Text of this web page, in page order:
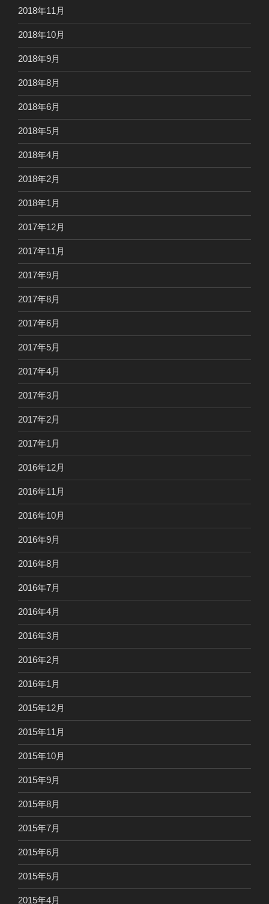
2018年11月
2018年10月
2018年9月
2018年8月
2018年6月
2018年5月
2018年4月
2018年2月
2018年1月
2017年12月
2017年11月
2017年9月
2017年8月
2017年6月
2017年5月
2017年4月
2017年3月
2017年2月
2017年1月
2016年12月
2016年11月
2016年10月
2016年9月
2016年8月
2016年7月
2016年4月
2016年3月
2016年2月
2016年1月
2015年12月
2015年11月
2015年10月
2015年9月
2015年8月
2015年7月
2015年6月
2015年5月
2015年4月